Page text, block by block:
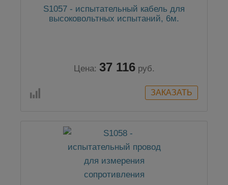
S1057 - испытательный кабель для
высоковольтных испытаний, 6м.
Цена: 37 116 руб.